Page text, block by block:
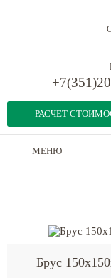
РАСЧЕТ
МЕНЮ
Брус